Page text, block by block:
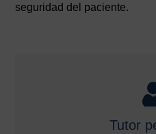
seguridad del paciente.
Tutor